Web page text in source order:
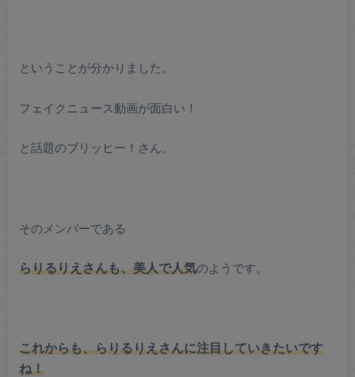
ということが分かりました。
フェイクニュース動画が面白い！
と話題のブリッヒー！さん。
そのメンバーである
らりるりえさんも、美人で人気のようです。
これからも、らりるりえさんに注目していきたいです
ね！